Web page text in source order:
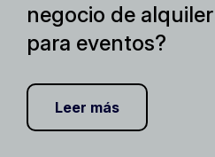
negocio de
para eventos?
Leer más